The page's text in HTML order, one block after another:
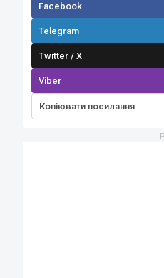
Facebook
Telegram
Twitter / X
Viber
Копіювати посилання